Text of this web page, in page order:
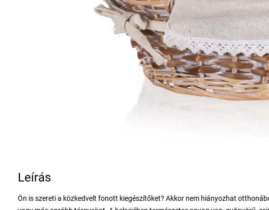
Leírás
Ön is szereti a közkedvelt fonott kiegészítőket? Akkor nem hiányozhat